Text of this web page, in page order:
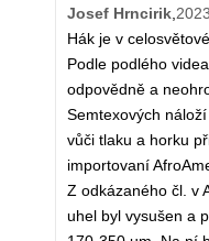
Josef Hrncirik,
Hák je v
Podle podlého
odpovědně a
Semtexových
vůči tlaku a horku
importovaní
Z odkázaného čl. v
uhel byl vysušen a